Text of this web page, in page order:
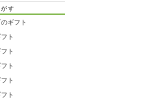
す
ギフト
ト
ト
ト
ト
ト